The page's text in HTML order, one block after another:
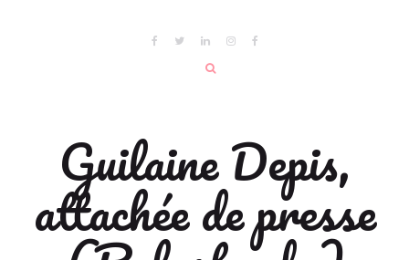
Guilaine Depis,
attachée de presse